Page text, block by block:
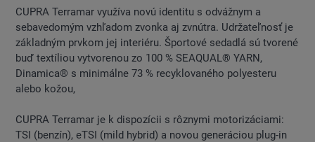
CUPRA Terramar využíva novú identitu s odvážnym a
sebavedomým vzhľadom zvonka aj zvnútra. Udržateľnosť je
základným prvkom jej interiéru. Športové sedadlá sú tvorené
buď textíliou vytvorenou zo 100 % SEAQUAL® YARN,
Dinamica® s minimálne 73 % recyklovaného polyesteru
alebo kožou,
CUPRA Terramar je k dispozícii s rôznymi motorizáciami:
TSI (benzín), eTSI (mild hybrid) a novou generáciou plug-in